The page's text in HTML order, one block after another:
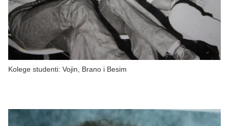
Kolege studenti: Vojin, Brano i Besim